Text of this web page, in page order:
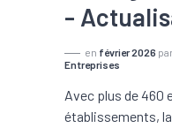
-
en février 2026 par
Entreprises
Avec plus de 460
établissements,